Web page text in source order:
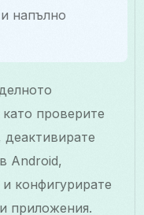
напълно
проверите
Android,
конфигурирате
приложения.